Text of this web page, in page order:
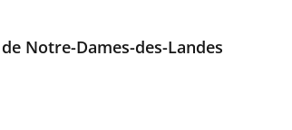
Notre-Dames-des-Landes